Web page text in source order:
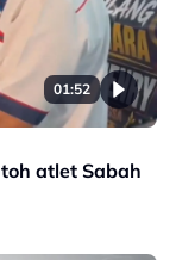
01:52
atlet Sabah